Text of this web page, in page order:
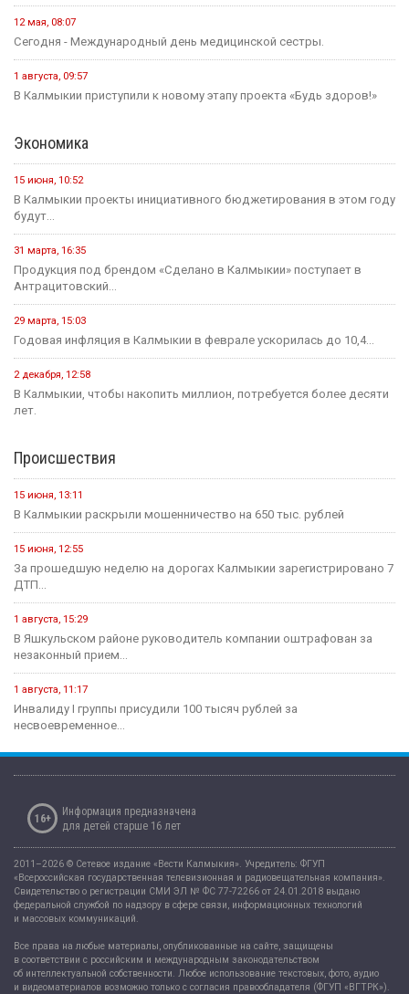
12 мая, 08:07
Сегодня - Международный день медицинской сестры.
1 августа, 09:57
В Калмыкии приступили к новому этапу проекта «Будь здоров!»
Экономика
15 июня, 10:52
В Калмыкии проекты инициативного бюджетирования в этом году
будут...
31 марта, 16:35
Продукция под брендом «Сделано в Калмыкии» поступает в
Антрацитовский...
29 марта, 15:03
Годовая инфляция в Калмыкии в феврале ускорилась до 10,4...
2 декабря, 12:58
В Калмыкии, чтобы накопить миллион, потребуется более десяти
лет.
Происшествия
15 июня, 13:11
В Калмыкии раскрыли мошенничество на 650 тыс. рублей
15 июня, 12:55
За прошедшую неделю на дорогах Калмыкии зарегистрировано 7
ДТП...
1 августа, 15:29
В Яшкульском районе руководитель компании оштрафован за
незаконный прием...
1 августа, 11:17
Инвалиду I группы присудили 100 тысяч рублей за
несвоевременное...
16+
Информация предназначена
для детей старше 16 лет
2011–2026 © Сетевое издание «Вести Калмыкия». Учредитель: ФГУП
«Всероссийская государственная телевизионная и радиовещательная компания».
Свидетельство о регистрации СМИ ЭЛ № ФС 77-72266 от 24.01.2018 выдано
федеральной службой по надзору в сфере связи, информационных технологий
и массовых коммуникаций.
Все права на любые материалы, опубликованные на сайте, защищены
в соответствии с российским и международным законодательством
об интеллектуальной собственности. Любое использование текстовых, фото, аудио
и видеоматериалов возможно только с согласия правообладателя (ФГУП «ВГТРК»).